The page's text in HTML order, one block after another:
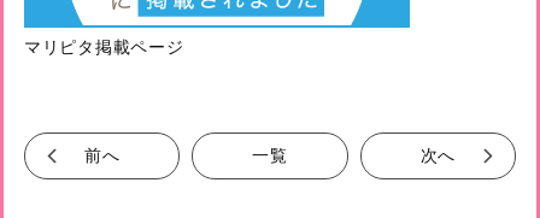
マリピタ掲載ページ
前へ 一覧 次へ